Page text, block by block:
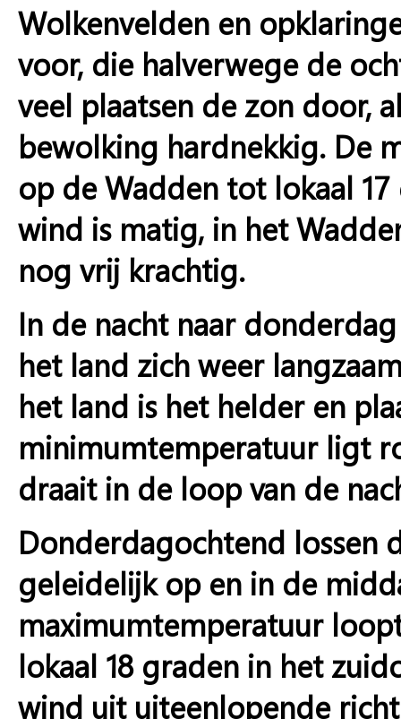
Wolkenvelden en
voor, die halverwege de
veel plaatsen de zon door,
bewolking hardnekkig. De
op de Wadden tot lokaal
wind is matig, in het
nog vrij krachtig.
In de nacht naar
het land zich weer
het land is het helder en
minimumtemperatuur ligt
draait in de loop van de
Donderdagochtend lossen
geleidelijk op en in de
maximumtemperatuur
lokaal 18 graden in het
wind uit uiteenlopende